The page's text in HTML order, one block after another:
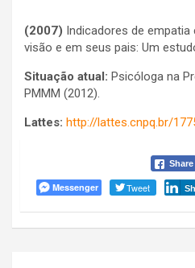
(2007) Indicadores de
visão e em seus pais: Um
Situação atual: Psicóloga na
PMMM (2012).
Lattes: http://lattes.cnpq.br/
Share
Messenger
Tweet